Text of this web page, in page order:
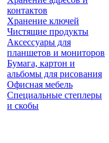
контактов
Хранение ключей
Чистящие продукты
Аксессуары для
планшетов и мониторов
Бумага, картон и
альбомы для рисования
Офисная мебель
Специальные степлеры
и скобы